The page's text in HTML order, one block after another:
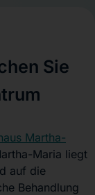
Sie
Martha-
Maria liegt
auf die
Behandlung